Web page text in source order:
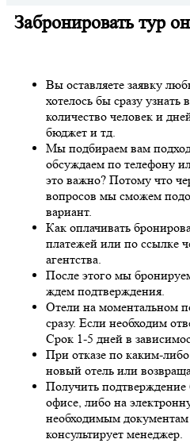
Забронировать тур
Вы оставляете заявку
хотелось бы сразу
количество человек и
бюджет и тд.
Мы подбираем вам
обсуждаем по телефону
это важно? Потому что
вопросов мы сможем
вариант.
Как оплачивать
платежей или по ссылке
агентства.
После этого мы
ждем подтверждения.
Отели на моментальном
сразу. Если необходим
Срок 1-5 дней в
При отказе по каким-
новый отель или
Получить
офисе, либо на
необходимым документам
консультирует менеджер.